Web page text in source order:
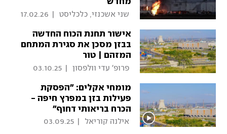
מחדש
שני אשכנזי, כלכליסט 17.02.26
אישור תחנת הכוח החדשה
בבזן מסכן את סגירת המתחם
המזהם | טור
פרופ' עדי וולפסון 03.10.25
מומחי אקלים: "הפסקת
פעילות בזן במפרץ חיפה -
הכרח בריאותי דחוף"
אילנה קוריאל 03.09.25